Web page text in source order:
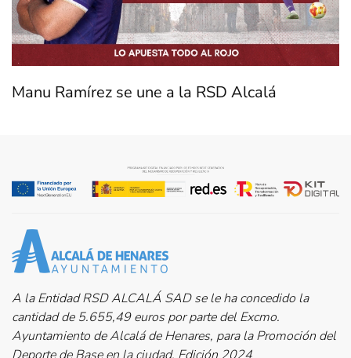
Manu Ramírez se une a la RSD Alcalá
A la Entidad RSD ALCALÁ SAD se le ha concedido la
cantidad de 5.655,49 euros por parte del Excmo.
Ayuntamiento de Alcalá de Henares, para la Promoción del